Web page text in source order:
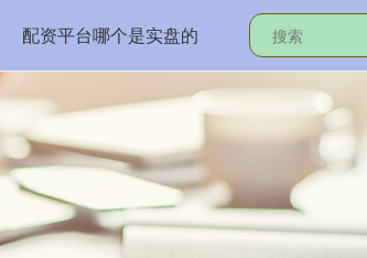
配资平台哪个是实盘的